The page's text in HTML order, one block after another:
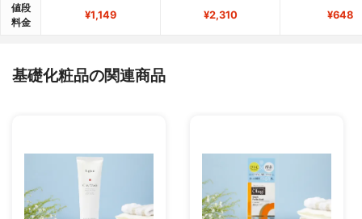
値段
料金
¥1,149 ¥2,310 ¥648
基礎化粧品の関連商品